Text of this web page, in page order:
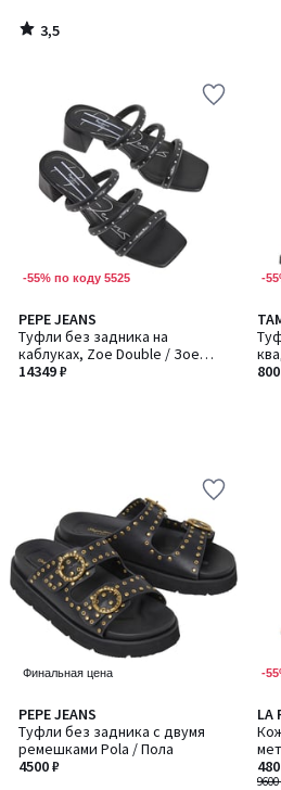
3,5
/
-55% по коду 5525
PEPE JEANS
Туфли без задника на
каблуках, Zoe Double / Зое
Дабл
14349 ₽
-
Финальная цена
PEPE JEANS
Туфли без задника с двумя
ремешками Pola / Пола
4500 ₽
-
LA
9600